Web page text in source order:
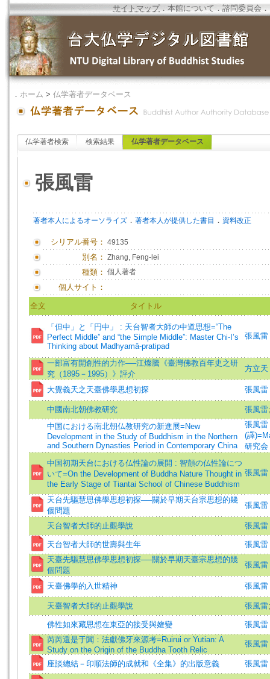
サイトマップ．本館について ．諮問委員会 ．
． ホーム > 仏学著者データベース
仏学著者検索 検索結果 仏学著者データベース
張風雷
著者本人によるオーソライズ ． 著者本人が提供した書目 ． 資料改正
シリアル番号： 49135
別名： Zhang, Feng-lei
種類： 個人著者
個人サイト：
全文 タイトル
「但中」と「円中」 : 天台智者大師の中道思想=“The
Perfect Middle” and “the Simple Middle”: Master Chi-I’s
Thinking about Madhyamā-pratipad
張風雷
一部富有開創性的力作──江燦騰《臺灣佛教百年史之研
究（1895－1995）》評介
方立天
大覺義天之天臺佛學思想初探 張風雷
中國南北朝佛教研究 張風雷
中国における南北朝仏教研究の新進展=New
Development in the Study of Buddhism in the Northern
and Southern Dynasties Period in Contemporary China
張風雷
(譯
研究会
中国初期天台における仏性論の展開 : 智顗の仏性論につ
いて=On the Development of Buddha Nature Thought in
the Early Stage of Tiantai School of Chinese Buddhism
張風雷
天台先驅慧思佛學思想初探──關於早期天台宗思想的幾
個問題
張風雷
天台智者大師的止觀學說 張風雷
天台智者大師的世壽與生年
張風雷
天臺先驅慧思佛學思想初探──關於早期天臺宗思想的幾
個問題
張風雷
天臺佛學的入世精神 張風雷
天臺智者大師的止觀學說 張風雷
佛性如來藏思想在東亞的接受與嬗變
張風雷
芮芮還是于闐：法獻佛牙來源考=Ruirui or Yutian: A
Study on the Origin of the Buddha Tooth Relic
張風雷
座談總結－印順法師的成就和《全集》的出版意義 張風雷